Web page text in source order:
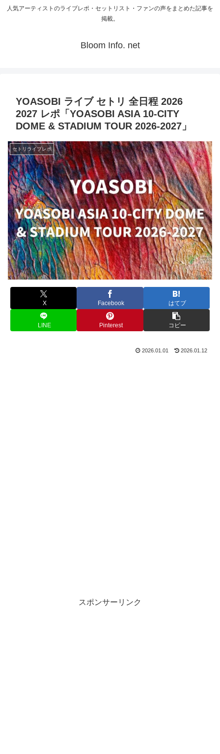
人気アーティストのライブレポ・セットリスト・ファンの声をまとめた記事を
掲載。
Bloom Info. net
YOASOBI ライブ セトリ 全日程 2026
2027 レポ「YOASOBI ASIA 10-CITY
DOME & STADIUM TOUR 2026-2027」
セトリライブレポ
X Facebook はてブ
LINE Pinterest コピー
2026.01.01 2026.01.12
スポンサーリンク